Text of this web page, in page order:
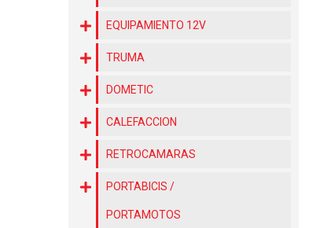
EQUIPAMIENTO 12V
TRUMA
DOMETIC
CALEFACCION
RETROCAMARAS
PORTABICIS /
PORTAMOTOS